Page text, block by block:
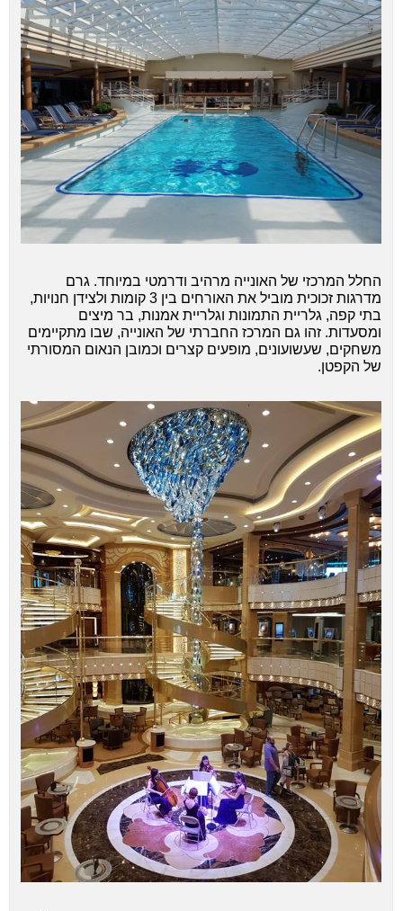
החלל המרכזי של האונייה מרהיב ודרמטי במיוחד. גרם
מדרגות זכוכית מוביל את האורחים בין 3 קומות ולצידן חנויות,
בתי קפה, גלריית התמונות וגלריית אמנות, בר מיצים
ומסעדות. זהו גם המרכז החברתי של האונייה, שבו מתקיימים
משחקים, שעשועונים, מופעים קצרים וכמובן הנאום המסורתי
של הקפטן.